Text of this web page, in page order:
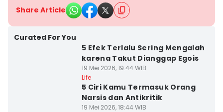
Share Article
Curated For You
5 Efek Terlalu Sering Mengalah
karena Takut Dianggap Egois
19 Mei 2026, 19:44 WIB
Life
5 Ciri Kamu Termasuk Orang
Narsis dan Antikritik
19 Mei 2026, 18:44 WIB